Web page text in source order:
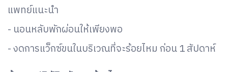
แพทย์แนะนำ
- นอนหลับพักผ่อนให้เพียงพอ
- งดการแว็กซ์ขนในบริเวณที่จะร้อยไหม ก่อน 1 สัปดาห์